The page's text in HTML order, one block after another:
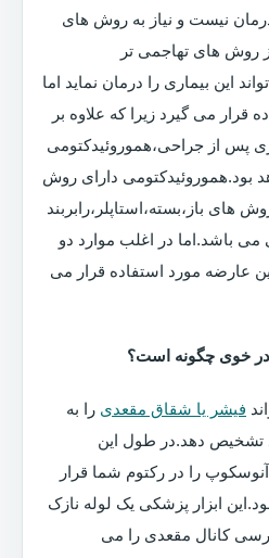
نیست و نیاز به روش های
روش های تهاجمی تر
این بیماری را درمان نماید اما
قرار می گیرد زیرا که علاوه بر
پس از جراحی،هموروئیدکتومی
بود.هموروئیدکتومی دارای روش
باز،بسته،استاپلر،رابربند
باشد.اما در اغلب موارد دو
عارضه مورد استفاده قرار می
خوی چگونه است؟
فیشر یا شقاق مقعدی را به
تشخیص دهد.در طول این
را در رکتوم شما قرار
ابزار پزشکی یک لوله نازک
کانال مقعدی را می